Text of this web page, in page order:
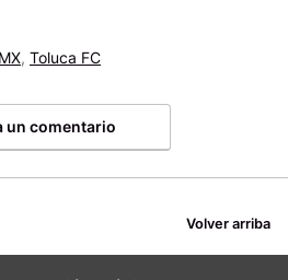
, Toluca FC
un comentario
Volver arriba